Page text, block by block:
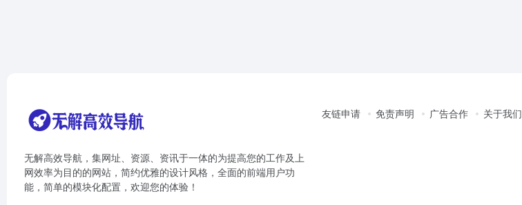
无解高效导航，集网址、资源、资讯于一体的为提高您的工作及上
网效率为目的的网站，简约优雅的设计风格，全面的前端用户功
能，简单的模块化配置，欢迎您的体验！
友链申请 免责声明 广告合作 关于我们